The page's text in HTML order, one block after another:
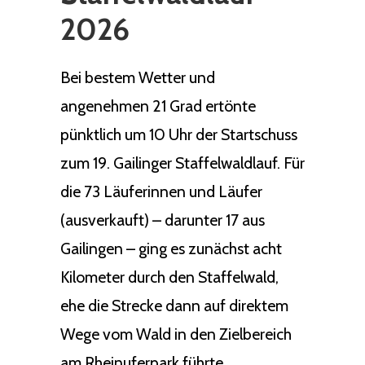
2026
Bei bestem Wetter und
angenehmen 21 Grad ertönte
pünktlich um 10 Uhr der Startschuss
zum 19. Gailinger Staffelwaldlauf. Für
die 73 Läuferinnen und Läufer
(ausverkauft) – darunter 17 aus
Gailingen – ging es zunächst acht
Kilometer durch den Staffelwald,
ehe die Strecke dann auf direktem
Wege vom Wald in den Zielbereich